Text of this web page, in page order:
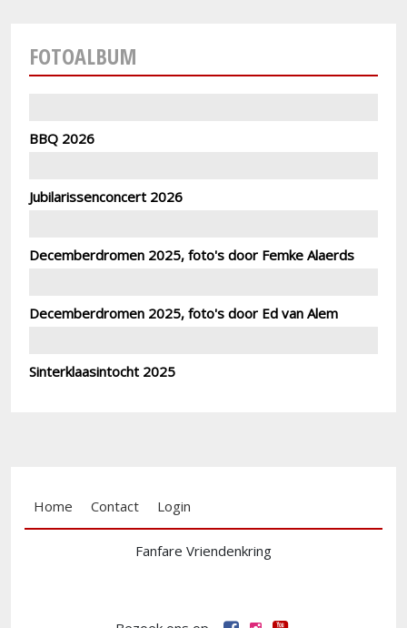
FOTOALBUM
BBQ 2026
Jubilarissenconcert 2026
Decemberdromen 2025, foto's door Femke Alaerds
Decemberdromen 2025, foto's door Ed van Alem
Sinterklaasintocht 2025
Footer menu
Home Contact Login
Fanfare Vriendenkring